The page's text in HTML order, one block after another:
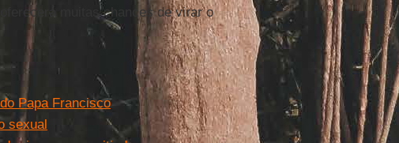
muitas chances de virar o
Papa Francisco
sexual